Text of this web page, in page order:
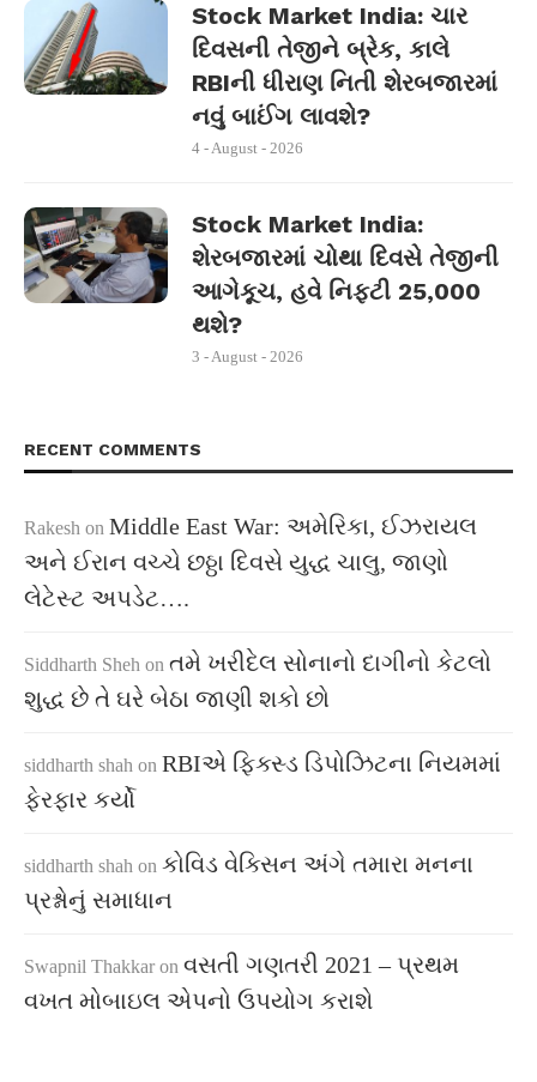
Stock Market India: ચાર
દિવસની તેજીને બ્રેક, કાલે
RBIની ધીરાણ નિતી શેરબજારમાં
નવું બાઈંગ લાવશે?
4 - August - 2026
Stock Market India:
શેરબજારમાં ચોથા દિવસે તેજીની
આગેકૂચ, હવે નિફ્ટી 25,000
થશે?
3 - August - 2026
RECENT COMMENTS
Rakesh on Middle East War: અમેરિકા, ઈઝરાયલ
અને ઈરાન વચ્ચે છઠ્ઠા દિવસે યુદ્ધ ચાલુ, જાણો
લેટેસ્ટ અપડેટ….
Siddharth Sheh on તમે ખરીદેલ સોનાનો દાગીનો કેટલો
શુદ્ધ છે તે ઘરે બેઠા જાણી શકો છો
siddharth shah on RBIએ ફિક્સ્ડ ડિપોઝિટના નિયમમાં
ફેરફાર કર્યો
siddharth shah on કોવિડ વેક્સિન અંગે તમારા મનના
પ્રશ્નોનું સમાધાન
Swapnil Thakkar on વસતી ગણતરી 2021 – પ્રથમ
વખત મોબાઇલ એપનો ઉપયોગ કરાશે